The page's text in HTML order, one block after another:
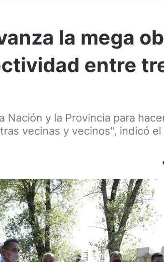
la mega
entre
Nación y la Provincia para
vecinas y vecinos", indicó